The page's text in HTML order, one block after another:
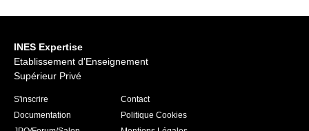
INES Expertise
Etablissement d’Enseignement
Supérieur Privé
S'inscrire
Documentation
Contact
Politique Cookies